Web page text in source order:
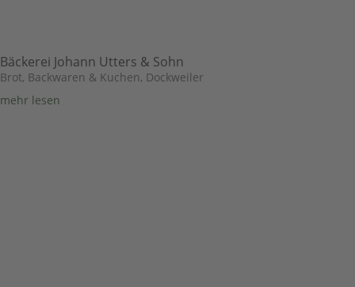
Bäckerei Johann Utters & Sohn
Brot, Backwaren & Kuchen, Dockweiler
mehr lesen